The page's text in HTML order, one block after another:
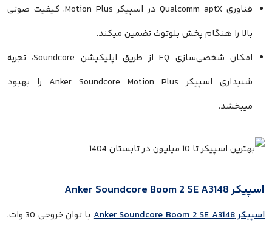
فناوری Qualcomm aptX در اسپیکر Motion Plus، کیفیت صوتی
هنگام پخش بلوتوث تضمین میکند.
امکان شخصی‌سازی EQ از طریق اپلیکیشن Soundcore، تجربه
شنیداری اسپیکر Anker Soundcore Motion Plus را بهبود
با توان خروجی 30 وات،